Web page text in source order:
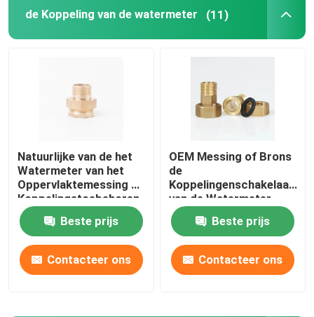
de Koppeling van de watermeter (11)
Natuurlijke van de het
Watermeter van het
Oppervlaktemessing de
Koppelingstoebehoren
van Watermeter
Beste prijs
Contacteer ons
OEM Messing of Brons
de
Koppelingenschakelaars
van de Watermeter
voor Watermeters
Beste prijs
Contacteer ons